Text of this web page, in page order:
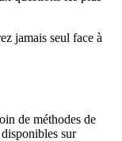
jamais seul face à
de méthodes de
sur